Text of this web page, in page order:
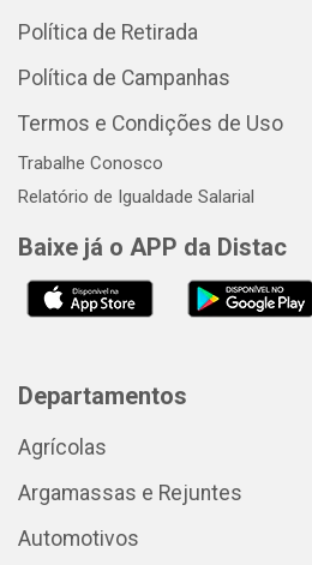
Política de Retirada
Política de Campanhas
Termos e Condições de Uso
Trabalhe Conosco
Relatório de Igualdade Salarial
Baixe já o APP da Distac
Departamentos
Agrícolas
Argamassas e Rejuntes
Automotivos